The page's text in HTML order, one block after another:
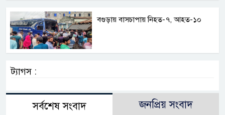
বগুড়ায় বাসচাপায় নিহত-৭, আহত-১০
ট্যাগস :
সর্বশেষ সংবাদ জনপ্রিয় সংবাদ